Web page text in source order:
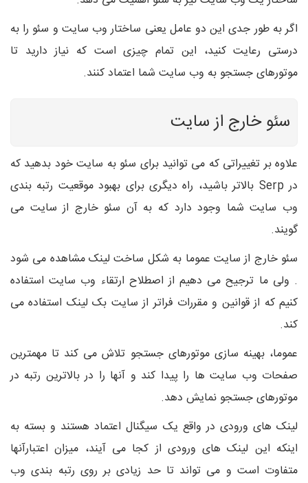
اگر به طور جدی این دو عامل یعنی ساختار وب سایت و سئو را به
درستی رعایت کنید، این تمام چیزی است که نیاز دارید تا
موتورهای جستجو به وب سایت شما اعتماد کنند.
سئو خارج از سایت
علاوه بر تغییراتی که می توانید برای سئو به سایت خود بدهید که
در Serp بالاتر باشید، راه دیگری برای بهبود موقعیت رتبه بندی
وب سایت شما وجود دارد که به آن سئو خارج از سایت می
گویند.
سئو خارج از سایت عموما به شکل ساخت لینک مشاهده می شود
. ولی ما ترجیح می دهیم از اصطلاح ارتقاء وب سایت استفاده
کنیم که از قوانین و مقررات فراتر از سایت بک لینک استفاده می
کند.
عموما، بهینه سازی موتورهای جستجو تلاش می کند تا مهمترین
صفحات وب سایت ها را پیدا کند و آنها را در بالاترین رتبه در
موتورهای جستجو نمایش دهد.
لینک های ورودی در واقع یک سیگنال اعتماد هستند و بسته به
اینکه این لینک های ورودی از کجا می آیند، میزان اعتبارآنها
متفاوت است و می تواند تا حد زیادی بر روی رتبه بندی وب